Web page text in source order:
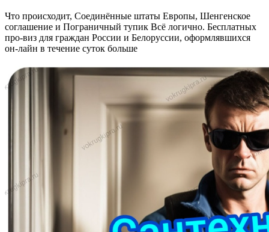
Что происходит, Соединённые штаты Европы, Шенгенское
соглашение и Пограничный тупик Всё логично. Бесплатных
про-виз для граждан России и Белоруссии, оформлявшихся
он-лайн в течение суток больше